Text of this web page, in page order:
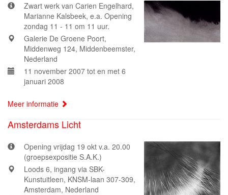
Zwart werk van Carien Engelhard,
Marianne Kalsbeek, e.a. Opening
zondag 11 - 11 om 11 uur.
Galerie De Groene Poort,
Middenweg 124, Middenbeemster,
Nederland
11 november 2007 tot en met 6
januari 2008
Meer informatie
Amsterdams Licht
Opening vrijdag 19 okt v.a. 20.00
(groepsexpositie S.A.K.)
Loods 6, ingang via SBK-
Kunstuitleen, KNSM-laan 307-309,
Amsterdam, Nederland